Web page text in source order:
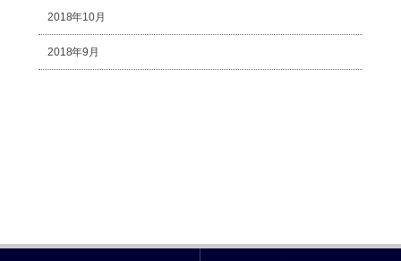
2018年10月
2018年9月